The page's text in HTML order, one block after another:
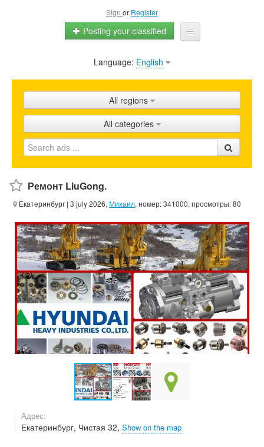
Sign or Register
Posting your classified
Home
Shops
Promotion
FAQ
Language: English
All regions
All categories
Ремонт LiuGong.
Екатеринбург | 3 july 2026, Михаил, номер: 341000, просмотры: 80
Адрес:
Екатеринбург, Чистая 32, Show on the map